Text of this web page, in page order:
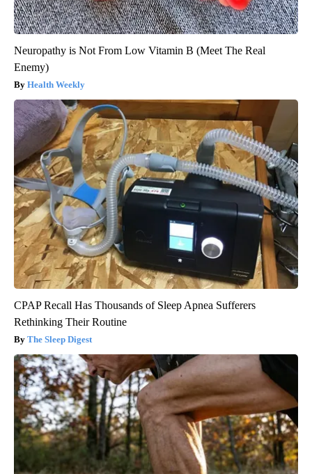
Neuropathy is Not From Low Vitamin B (Meet The Real
Enemy)
Health Weekly
CPAP Recall Has Thousands of Sleep Apnea Sufferers
Rethinking Their Routine
The Sleep Digest